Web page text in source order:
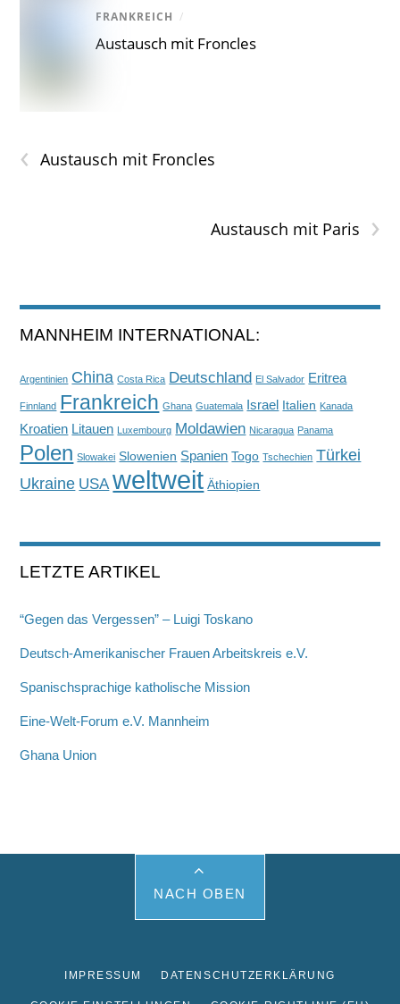
FRANKREICH /
Austausch mit Froncles
‹ Austausch mit Froncles
›
Austausch mit Paris
MANNHEIM INTERNATIONAL:
Argentinien China Costa Rica Deutschland El Salvador Eritrea
Finnland Frankreich Ghana Guatemala Israel Italien Kanada
Kroatien Litauen Luxembourg Moldawien Nicaragua Panama
Polen Slowakei Slowenien Spanien Togo Tschechien Türkei
Ukraine USA weltweit Äthiopien
LETZTE ARTIKEL
“Gegen das Vergessen” – Luigi Toskano
Deutsch-Amerikanischer Frauen Arbeitskreis e.V.
Spanischsprachige katholische Mission
Eine-Welt-Forum e.V. Mannheim
Ghana Union
NACH OBEN
IMPRESSUM DATENSCHUTZERKLÄRUNG